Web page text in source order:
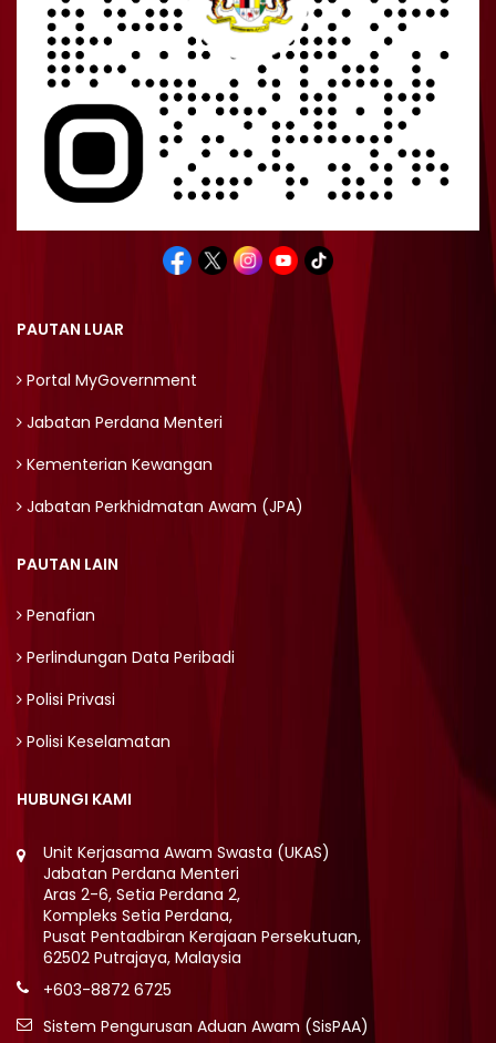
PAUTAN LUAR
Portal MyGovernment
Jabatan Perdana Menteri
Kementerian Kewangan
Jabatan Perkhidmatan Awam (JPA)
PAUTAN LAIN
Penafian
Perlindungan Data Peribadi
Polisi Privasi
Polisi Keselamatan
HUBUNGI KAMI
Unit Kerjasama Awam Swasta (UKAS)
Jabatan Perdana Menteri
Aras 2-6, Setia Perdana 2,
Kompleks Setia Perdana,
Pusat Pentadbiran Kerajaan Persekutuan,
62502 Putrajaya, Malaysia
+603-8872 6725
Sistem Pengurusan Aduan Awam (SisPAA)